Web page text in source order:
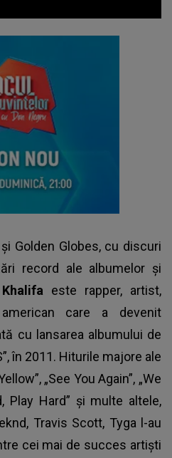
Golden Globes, cu discuri
record ale albumelor și
este rapper, artist,
care a devenit
cu lansarea albumului de
în 2011. Hiturile majore ale
„See You Again”, „We
Play Hard” și multe altele,
Travis Scott, Tyga l-au
cei mai de succes artiști